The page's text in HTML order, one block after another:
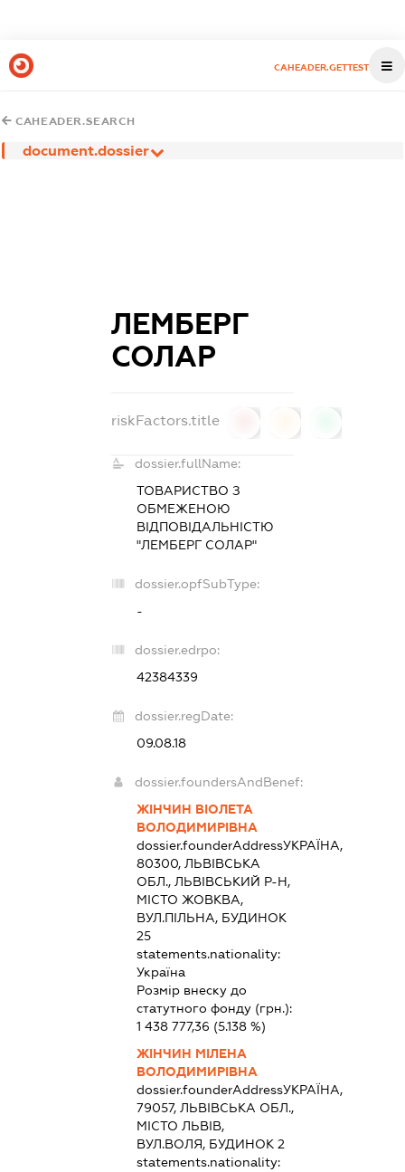
CAHEADER.GETTEST
CAHEADER.SEARCH
document.dossier
ЛЕМБЕРГ
СОЛАР
riskFactors.title
dossier.fullName:
ТОВАРИСТВО З
ОБМЕЖЕНОЮ
ВІДПОВІДАЛЬНІСТЮ
"ЛЕМБЕРГ СОЛАР"
dossier.opfSubType:
-
dossier.edrpo:
42384339
dossier.regDate:
09.08.18
dossier.foundersAndBenef:
ЖІНЧИН ВІОЛЕТА
ВОЛОДИМИРІВНА
dossier.founderAddressУКРАЇНА,
80300, ЛЬВІВСЬКА
ОБЛ., ЛЬВІВСЬКИЙ Р-Н,
МІСТО ЖОВКВА,
ВУЛ.ПІЛЬНА, БУДИНОК
25
statements.nationality:
Україна
Розмір внеску до
статутного фонду (грн.):
1 438 777,36 (5.138 %)
ЖІНЧИН МІЛЕНА
ВОЛОДИМИРІВНА
dossier.founderAddressУКРАЇНА,
79057, ЛЬВІВСЬКА ОБЛ.,
МІСТО ЛЬВІВ,
ВУЛ.ВОЛЯ, БУДИНОК 2
statements.nationality: